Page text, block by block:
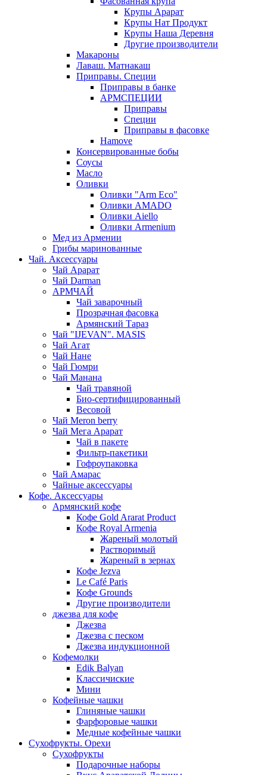
Крупы Арарат
Крупы Нат Продукт
Крупы Наша Деревня
Другие производители
Макароны
Лаваш. Матнакаш
Приправы. Специи
Приправы в банке
АРМСПЕЦИИ
Приправы
Специи
Приправы в фасовке
Hamove
Консервированные бобы
Соусы
Масло
Оливки
Оливки "Arm Eco"
Оливки AMADO
Оливки Aiello
Оливки Armenium
Мед из Армении
Грибы маринованные
Чай. Аксессуары
Чай Арарат
Чай Darman
АРМЧАЙ
Чай заварочный
Прозрачная фасовка
Армянский Тараз
Чай "IJEVAN". MASIS
Чай Агат
Чай Нане
Чай Гюмри
Чай Манана
Чай травяной
Био-сертифицированный
Весовой
Чай Meron berry
Чай Мега Арарат
Чай в пакете
Фильтр-пакетики
Гофроупаковка
Чай Амарас
Чайные аксессуары
Кофе. Аксессуары
Армянский кофе
Кофе Gold Ararat Product
Кофе Royal Armenia
Жареный молотый
Растворимый
Жареный в зернах
Кофе Jezva
Le Café Paris
Кофе Grounds
Другие производители
джезва для кофе
Джезва
Джезва с песком
Джезва индукционной
Кофемолки
Edik Balyan
Классичиские
Мини
Кофейные чашки
Глиняные чашки
Фарфоровые чашки
Медные кофейные чашки
Сухофрукты. Орехи
Сухофрукты
Подарочные наборы